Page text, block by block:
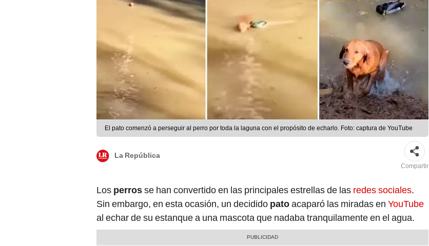
El pato comenzó a perseguir al perro por toda la laguna con el propósito de echarlo. Foto: captura de YouTube
La República
Compartir
Los perrosse han convertido en las principales estrellas de las redes sociales.
Sin embargo, en esta ocasión, un decidido patoacaparó las miradas en YouTube
al echar de su estanque a una mascota que nadaba tranquilamente en el agua.